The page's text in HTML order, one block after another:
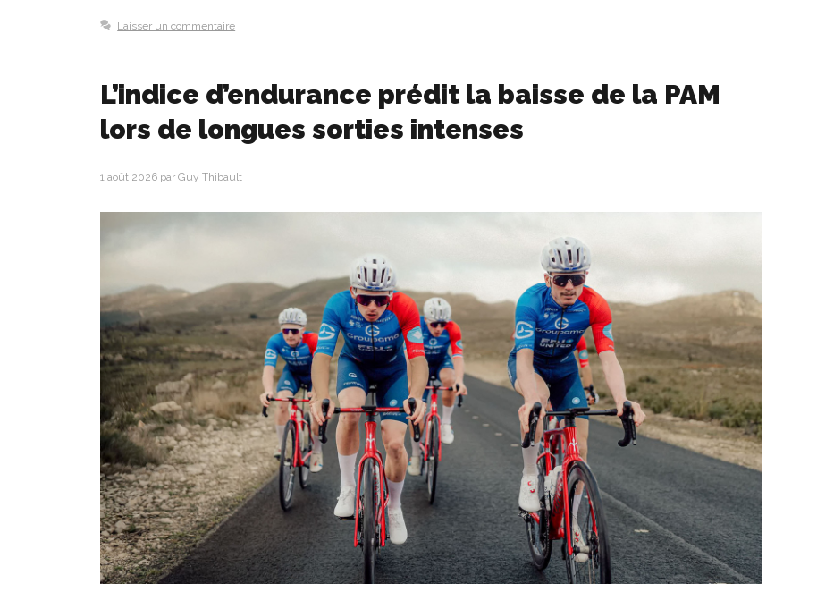
Laisser un commentaire
L’indice d’endurance prédit la baisse de la PAM
lors de longues sorties intenses
1 août 2026 par Guy Thibault